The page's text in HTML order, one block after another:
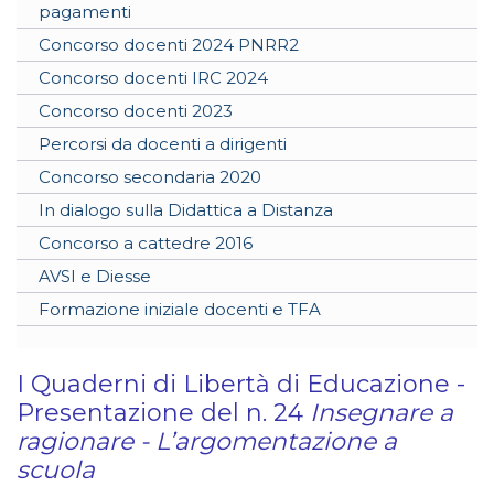
pagamenti
Concorso docenti 2024 PNRR2
Concorso docenti IRC 2024
Concorso docenti 2023
Percorsi da docenti a dirigenti
Concorso secondaria 2020
In dialogo sulla Didattica a Distanza
Concorso a cattedre 2016
AVSI e Diesse
Formazione iniziale docenti e TFA
I Quaderni di Libertà di Educazione -
Presentazione del n. 24 Insegnare a
ragionare - L’argomentazione a
scuola